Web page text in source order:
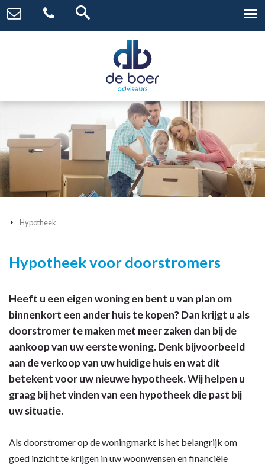
Hypotheek
Hypotheek voor doorstromers
Heeft u een eigen woning en bent u van plan om
binnenkort een ander huis te kopen? Dan krijgt u als
doorstromer te maken met meer zaken dan bij de
aankoop van uw eerste woning. Denk bijvoorbeeld
aan de verkoop van uw huidige huis en wat dit
betekent voor uw nieuwe hypotheek. Wij helpen u
graag bij het vinden van een hypotheek die past bij
uw situatie.
Als doorstromer op de woningmarkt is het belangrijk om
goed inzicht te krijgen in uw woonwensen en financiële